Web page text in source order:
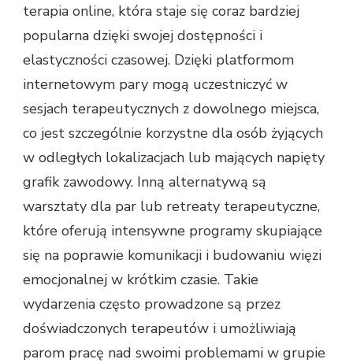
terapia online, która staje się coraz bardziej
popularna dzięki swojej dostępności i
elastyczności czasowej. Dzięki platformom
internetowym pary mogą uczestniczyć w
sesjach terapeutycznych z dowolnego miejsca,
co jest szczególnie korzystne dla osób żyjących
w odległych lokalizacjach lub mających napięty
grafik zawodowy. Inną alternatywą są
warsztaty dla par lub retreaty terapeutyczne,
które oferują intensywne programy skupiające
się na poprawie komunikacji i budowaniu więzi
emocjonalnej w krótkim czasie. Takie
wydarzenia często prowadzone są przez
doświadczonych terapeutów i umożliwiają
parom pracę nad swoimi problemami w grupie